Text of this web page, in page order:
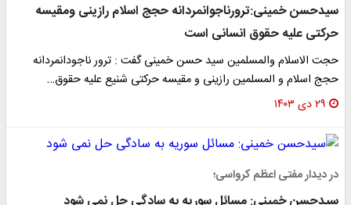
سیدحسن خمینی:ترورناجوانمردانه حجج اسلام رازینی ومقیسه
حرکتی علیه حقوق انسانی است
حجت الاسلام والمسلمین سید حسن خمینی گفت : ترور ناجودانمردانه
حجج اسلام و المسلمین رازینی و مقیسه حرکتی شنیع علیه حقوق…
۲۹ دی ۱۴۰۳
در دیدار مفتی اعظم کرواسی؛